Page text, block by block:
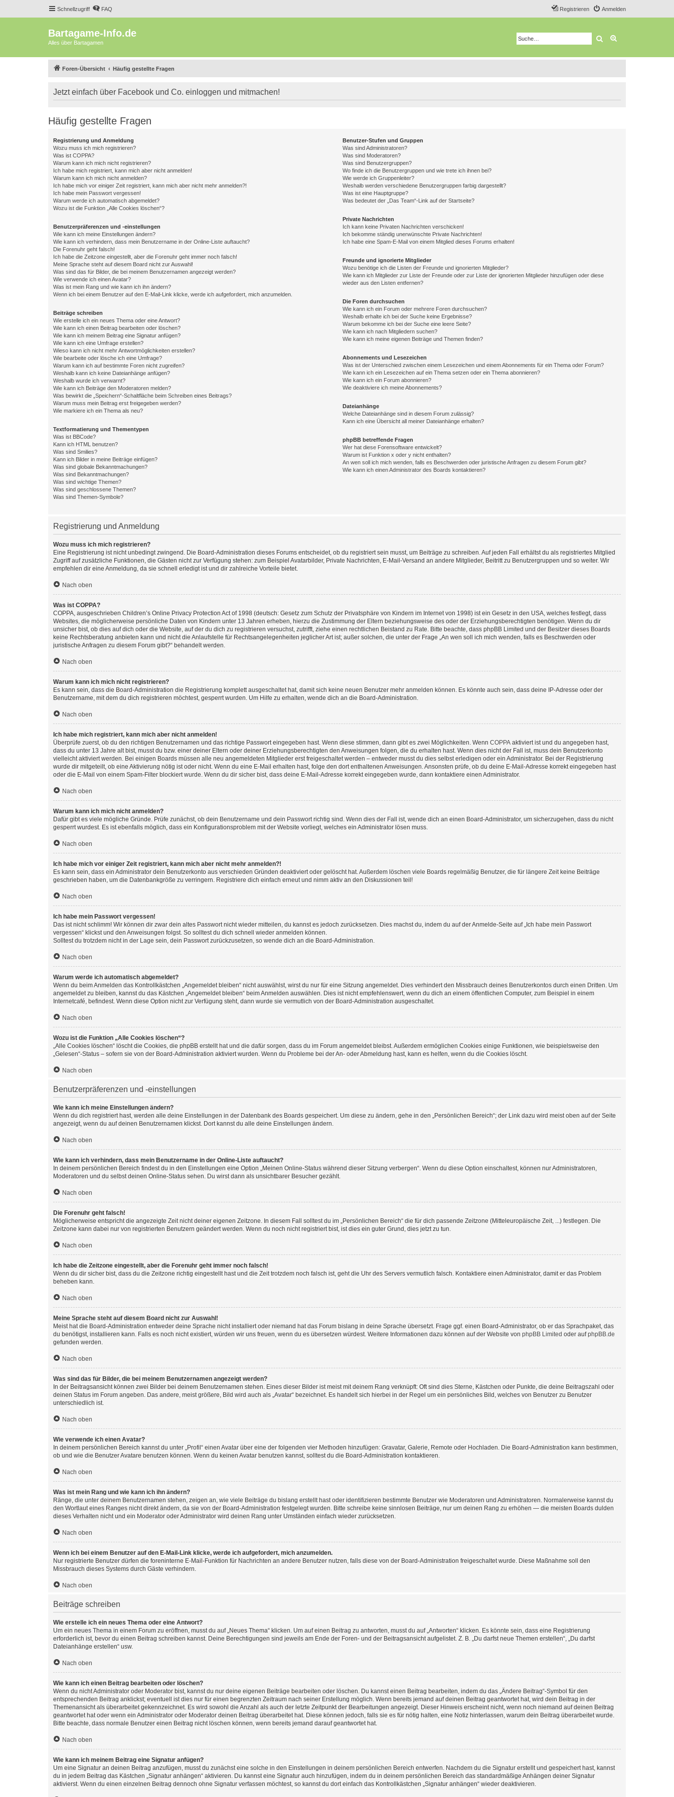
Schnellzugriff FAQ Anmelden
Registrieren
Bartagame-Info.de
Alles über Bartagamen Suche
Foren-Übersicht Häufig gestellte Fragen
Jetzt einfach über Facebook und Co. einloggen und mitmachen!
Häufig gestellte Fragen
Registrierung und Anmeldung
Wozu muss ich mich registrieren?
Was ist COPPA?
Warum kann ich mich nicht registrieren?
Ich habe mich registriert, kann mich aber nicht anmelden!
Warum kann ich mich nicht anmelden?
Ich habe mich vor einiger Zeit registriert, kann mich aber nicht mehr anmelden?!
Ich habe mein Passwort vergessen!
Warum werde ich automatisch abgemeldet?
Wozu ist die Funktion „Alle Cookies löschen“?
Benutzerpräferenzen und -einstellungen
Wie kann ich meine Einstellungen ändern?
Wie kann ich verhindern, dass mein Benutzername in der Online-Liste auftaucht?
Die Forenuhr geht falsch!
Ich habe die Zeitzone eingestellt, aber die Forenuhr geht immer noch falsch!
Meine Sprache steht auf diesem Board nicht zur Auswahl!
Was sind das für Bilder, die bei meinem Benutzernamen angezeigt werden?
Wie verwende ich einen Avatar?
Was ist mein Rang und wie kann ich ihn ändern?
Wenn ich bei einem Benutzer auf den E-Mail-Link klicke, werde ich aufgefordert, mich anzumelden.
Beiträge schreiben
Wie erstelle ich ein neues Thema oder eine Antwort?
Wie kann ich einen Beitrag bearbeiten oder löschen?
Wie kann ich meinem Beitrag eine Signatur anfügen?
Wie kann ich eine Umfrage erstellen?
Wieso kann ich nicht mehr Antwortmöglichkeiten erstellen?
Wie bearbeite oder lösche ich eine Umfrage?
Warum kann ich auf bestimmte Foren nicht zugreifen?
Weshalb kann ich keine Dateianhänge anfügen?
Weshalb wurde ich verwarnt?
Wie kann ich Beiträge den Moderatoren melden?
Was bewirkt die „Speichern“-Schaltfläche beim Schreiben eines Beitrags?
Warum muss mein Beitrag erst freigegeben werden?
Wie markiere ich ein Thema als neu?
Textformatierung und Thementypen
Was ist BBCode?
Kann ich HTML benutzen?
Was sind Smilies?
Kann ich Bilder in meine Beiträge einfügen?
Was sind globale Bekanntmachungen?
Was sind Bekanntmachungen?
Was sind wichtige Themen?
Was sind geschlossene Themen?
Was sind Themen-Symbole?
Benutzer-Stufen und Gruppen
Was sind Administratoren?
Was sind Moderatoren?
Was sind Benutzergruppen?
Wo finde ich die Benutzergruppen und wie trete ich ihnen bei?
Wie werde ich Gruppenleiter?
Weshalb werden verschiedene Benutzergruppen farbig dargestellt?
Was ist eine Hauptgruppe?
Was bedeutet der „Das Team“-Link auf der Startseite?
Private Nachrichten
Ich kann keine Privaten Nachrichten verschicken!
Ich bekomme ständig unerwünschte Private Nachrichten!
Ich habe eine Spam-E-Mail von einem Mitglied dieses Forums erhalten!
Freunde und ignorierte Mitglieder
Wozu benötige ich die Listen der Freunde und ignorierten Mitglieder?
Wie kann ich Mitglieder zur Liste der Freunde oder zur Liste der ignorierten Mitglieder hinzufügen oder diese
wieder aus den Listen entfernen?
Die Foren durchsuchen
Wie kann ich ein Forum oder mehrere Foren durchsuchen?
Weshalb erhalte ich bei der Suche keine Ergebnisse?
Warum bekomme ich bei der Suche eine leere Seite?
Wie kann ich nach Mitgliedern suchen?
Wie kann ich meine eigenen Beiträge und Themen finden?
Abonnements und Lesezeichen
Was ist der Unterschied zwischen einem Lesezeichen und einem Abonnements für ein Thema oder Forum?
Wie kann ich ein Lesezeichen auf ein Thema setzen oder ein Thema abonnieren?
Wie kann ich ein Forum abonnieren?
Wie deaktiviere ich meine Abonnements?
Dateianhänge
Welche Dateianhänge sind in diesem Forum zulässig?
Kann ich eine Übersicht all meiner Dateianhänge erhalten?
phpBB betreffende Fragen
Wer hat diese Forensoftware entwickelt?
Warum ist Funktion x oder y nicht enthalten?
An wen soll ich mich wenden, falls es Beschwerden oder juristische Anfragen zu diesem Forum gibt?
Wie kann ich einen Administrator des Boards kontaktieren?
Registrierung und Anmeldung
Wozu muss ich mich registrieren?
Eine Registrierung ist nicht unbedingt zwingend. Die Board-Administration dieses Forums entscheidet, ob du registriert sein musst, um Beiträge zu schreiben. Auf jeden Fall erhältst du als registriertes Mitglied
Zugriff auf zusätzliche Funktionen, die Gästen nicht zur Verfügung stehen: zum Beispiel Avatarbilder, Private Nachrichten, E-Mail-Versand an andere Mitglieder, Beitritt zu Benutzergruppen und so weiter. Wir
empfehlen dir eine Anmeldung, da sie schnell erledigt ist und dir zahlreiche Vorteile bietet.
Nach oben
Was ist COPPA?
COPPA, ausgeschrieben Children’s Online Privacy Protection Act of 1998 (deutsch: Gesetz zum Schutz der Privatsphäre von Kindern im Internet von 1998) ist ein Gesetz in den USA, welches festlegt, dass
Websites, die möglicherweise persönliche Daten von Kindern unter 13 Jahren erheben, hierzu die Zustimmung der Eltern beziehungsweise des oder der Erziehungsberechtigten benötigen. Wenn du dir
unsicher bist, ob dies auf dich oder die Website, auf der du dich zu registrieren versuchst, zutrifft, ziehe einen rechtlichen Beistand zu Rate. Bitte beachte, dass phpBB Limited und der Besitzer dieses Boards
keine Rechtsberatung anbieten kann und nicht die Anlaufstelle für Rechtsangelegenheiten jeglicher Art ist; außer solchen, die unter der Frage „An wen soll ich mich wenden, falls es Beschwerden oder
juristische Anfragen zu diesem Forum gibt?“ behandelt werden.
Nach oben
Warum kann ich mich nicht registrieren?
Es kann sein, dass die Board-Administration die Registrierung komplett ausgeschaltet hat, damit sich keine neuen Benutzer mehr anmelden können. Es könnte auch sein, dass deine IP-Adresse oder der
Benutzername, mit dem du dich registrieren möchtest, gesperrt wurden. Um Hilfe zu erhalten, wende dich an die Board-Administration.
Nach oben
Ich habe mich registriert, kann mich aber nicht anmelden!
Überprüfe zuerst, ob du den richtigen Benutzernamen und das richtige Passwort eingegeben hast. Wenn diese stimmen, dann gibt es zwei Möglichkeiten. Wenn COPPA aktiviert ist und du angegeben hast,
dass du unter 13 Jahre alt bist, musst du bzw. einer deiner Eltern oder deiner Erziehungsberechtigten den Anweisungen folgen, die du erhalten hast. Wenn dies nicht der Fall ist, muss dein Benutzerkonto
vielleicht aktiviert werden. Bei einigen Boards müssen alle neu angemeldeten Mitglieder erst freigeschaltet werden – entweder musst du dies selbst erledigen oder ein Administrator. Bei der Registrierung
wurde dir mitgeteilt, ob eine Aktivierung nötig ist oder nicht. Wenn du eine E-Mail erhalten hast, folge den dort enthaltenen Anweisungen. Ansonsten prüfe, ob du deine E-Mail-Adresse korrekt eingegeben hast
oder die E-Mail von einem Spam-Filter blockiert wurde. Wenn du dir sicher bist, dass deine E-Mail-Adresse korrekt eingegeben wurde, dann kontaktiere einen Administrator.
Nach oben
Warum kann ich mich nicht anmelden?
Dafür gibt es viele mögliche Gründe. Prüfe zunächst, ob dein Benutzername und dein Passwort richtig sind. Wenn dies der Fall ist, wende dich an einen Board-Administrator, um sicherzugehen, dass du nicht
gesperrt wurdest. Es ist ebenfalls möglich, dass ein Konfigurationsproblem mit der Website vorliegt, welches ein Administrator lösen muss.
Nach oben
Ich habe mich vor einiger Zeit registriert, kann mich aber nicht mehr anmelden?!
Es kann sein, dass ein Administrator dein Benutzerkonto aus verschieden Gründen deaktiviert oder gelöscht hat. Außerdem löschen viele Boards regelmäßig Benutzer, die für längere Zeit keine Beiträge
geschrieben haben, um die Datenbankgröße zu verringern. Registriere dich einfach erneut und nimm aktiv an den Diskussionen teil!
Nach oben
Ich habe mein Passwort vergessen!
Das ist nicht schlimm! Wir können dir zwar dein altes Passwort nicht wieder mitteilen, du kannst es jedoch zurücksetzen. Dies machst du, indem du auf der Anmelde-Seite auf „Ich habe mein Passwort
vergessen“ klickst und den Anweisungen folgst. So solltest du dich schnell wieder anmelden können.
Solltest du trotzdem nicht in der Lage sein, dein Passwort zurückzusetzen, so wende dich an die Board-Administration.
Nach oben
Warum werde ich automatisch abgemeldet?
Wenn du beim Anmelden das Kontrollkästchen „Angemeldet bleiben“ nicht auswählst, wirst du nur für eine Sitzung angemeldet. Dies verhindert den Missbrauch deines Benutzerkontos durch einen Dritten. Um
angemeldet zu bleiben, kannst du das Kästchen „Angemeldet bleiben“ beim Anmelden auswählen. Dies ist nicht empfehlenswert, wenn du dich an einem öffentlichen Computer, zum Beispiel in einem
Internetcafé, befindest. Wenn diese Option nicht zur Verfügung steht, dann wurde sie vermutlich von der Board-Administration ausgeschaltet.
Nach oben
Wozu ist die Funktion „Alle Cookies löschen“?
„Alle Cookies löschen“ löscht die Cookies, die phpBB erstellt hat und die dafür sorgen, dass du im Forum angemeldet bleibst. Außerdem ermöglichen Cookies einige Funktionen, wie beispielsweise den
„Gelesen“-Status – sofern sie von der Board-Administration aktiviert wurden. Wenn du Probleme bei der An- oder Abmeldung hast, kann es helfen, wenn du die Cookies löscht.
Nach oben
Benutzerpräferenzen und -einstellungen
Wie kann ich meine Einstellungen ändern?
Wenn du dich registriert hast, werden alle deine Einstellungen in der Datenbank des Boards gespeichert. Um diese zu ändern, gehe in den „Persönlichen Bereich“; der Link dazu wird meist oben auf der Seite
angezeigt, wenn du auf deinen Benutzernamen klickst. Dort kannst du alle deine Einstellungen ändern.
Nach oben
Wie kann ich verhindern, dass mein Benutzername in der Online-Liste auftaucht?
In deinem persönlichen Bereich findest du in den Einstellungen eine Option „Meinen Online-Status während dieser Sitzung verbergen“. Wenn du diese Option einschaltest, können nur Administratoren,
Moderatoren und du selbst deinen Online-Status sehen. Du wirst dann als unsichtbarer Besucher gezählt.
Nach oben
Die Forenuhr geht falsch!
Möglicherweise entspricht die angezeigte Zeit nicht deiner eigenen Zeitzone. In diesem Fall solltest du im „Persönlichen Bereich“ die für dich passende Zeitzone (Mitteleuropäische Zeit, ...) festlegen. Die
Zeitzone kann dabei nur von registrierten Benutzern geändert werden. Wenn du noch nicht registriert bist, ist dies ein guter Grund, dies jetzt zu tun.
Nach oben
Ich habe die Zeitzone eingestellt, aber die Forenuhr geht immer noch falsch!
Wenn du dir sicher bist, dass du die Zeitzone richtig eingestellt hast und die Zeit trotzdem noch falsch ist, geht die Uhr des Servers vermutlich falsch. Kontaktiere einen Administrator, damit er das Problem
beheben kann.
Nach oben
Meine Sprache steht auf diesem Board nicht zur Auswahl!
Meist hat die Board-Administration entweder deine Sprache nicht installiert oder niemand hat das Forum bislang in deine Sprache übersetzt. Frage ggf. einen Board-Administrator, ob er das Sprachpaket, das
du benötigst, installieren kann. Falls es noch nicht existiert, würden wir uns freuen, wenn du es übersetzen würdest. Weitere Informationen dazu können auf der Website von phpBB Limited oder aufphpBB.de
gefunden werden.
Nach oben
Was sind das für Bilder, die bei meinem Benutzernamen angezeigt werden?
In der Beitragsansicht können zwei Bilder bei deinem Benutzernamen stehen. Eines dieser Bilder ist meist mit deinem Rang verknüpft: Oft sind dies Sterne, Kästchen oder Punkte, die deine Beitragszahl oder
deinen Status im Forum angeben. Das andere, meist größere, Bild wird auch als „Avatar“ bezeichnet. Es handelt sich hierbei in der Regel um ein persönliches Bild, welches von Benutzer zu Benutzer
unterschiedlich ist.
Nach oben
Wie verwende ich einen Avatar?
In deinem persönlichen Bereich kannst du unter „Profil“ einen Avatar über eine der folgenden vier Methoden hinzufügen: Gravatar, Galerie, Remote oder Hochladen. Die Board-Administration kann bestimmen,
ob und wie die Benutzer Avatare benutzen können. Wenn du keinen Avatar benutzen kannst, solltest du die Board-Administration kontaktieren.
Nach oben
Was ist mein Rang und wie kann ich ihn ändern?
Ränge, die unter deinem Benutzernamen stehen, zeigen an, wie viele Beiträge du bislang erstellt hast oder identifizieren bestimmte Benutzer wie Moderatoren und Administratoren. Normalerweise kannst du
den Wortlaut eines Ranges nicht direkt ändern, da sie von der Board-Administration festgelegt wurden. Bitte schreibe keine sinnlosen Beiträge, nur um deinen Rang zu erhöhen — die meisten Boards dulden
dieses Verhalten nicht und ein Moderator oder Administrator wird deinen Rang unter Umständen einfach wieder zurücksetzen.
Nach oben
Wenn ich bei einem Benutzer auf den E-Mail-Link klicke, werde ich aufgefordert, mich anzumelden.
Nur registrierte Benutzer dürfen die foreninterne E-Mail-Funktion für Nachrichten an andere Benutzer nutzen, falls diese von der Board-Administration freigeschaltet wurde. Diese Maßnahme soll den
Missbrauch dieses Systems durch Gäste verhindern.
Nach oben
Beiträge schreiben
Wie erstelle ich ein neues Thema oder eine Antwort?
Um ein neues Thema in einem Forum zu eröffnen, musst du auf „Neues Thema“ klicken. Um auf einen Beitrag zu antworten, musst du auf „Antworten“ klicken. Es könnte sein, dass eine Registrierung
erforderlich ist, bevor du einen Beitrag schreiben kannst. Deine Berechtigungen sind jeweils am Ende der Foren- und der Beitragsansicht aufgelistet. Z. B. „Du darfst neue Themen erstellen“, „Du darfst
Dateianhänge erstellen“ usw.
Nach oben
Wie kann ich einen Beitrag bearbeiten oder löschen?
Wenn du nicht Administrator oder Moderator bist, kannst du nur deine eigenen Beiträge bearbeiten oder löschen. Du kannst einen Beitrag bearbeiten, indem du das „Ändere Beitrag“-Symbol für den
entsprechenden Beitrag anklickst; eventuell ist dies nur für einen begrenzten Zeitraum nach seiner Erstellung möglich. Wenn bereits jemand auf deinen Beitrag geantwortet hat, wird dein Beitrag in der
Themenansicht als überarbeitet gekennzeichnet. Es wird sowohl die Anzahl als auch der letzte Zeitpunkt der Bearbeitungen angezeigt. Dieser Hinweis erscheint nicht, wenn noch niemand auf deinen Beitrag
geantwortet hat oder wenn ein Administrator oder Moderator deinen Beitrag überarbeitet hat. Diese können jedoch, falls sie es für nötig halten, eine Notiz hinterlassen, warum dein Beitrag überarbeitet wurde.
Bitte beachte, dass normale Benutzer einen Beitrag nicht löschen können, wenn bereits jemand darauf geantwortet hat.
Nach oben
Wie kann ich meinem Beitrag eine Signatur anfügen?
Um eine Signatur an deinen Beitrag anzufügen, musst du zunächst eine solche in den Einstellungen in deinem persönlichen Bereich entwerfen. Nachdem du die Signatur erstellt und gespeichert hast, kannst
du in jedem Beitrag das Kästchen „Signatur anhängen“ aktivieren. Du kannst eine Signatur auch hinzufügen, indem du in deinem persönlichen Bereich das standardmäßige Anhängen deiner Signatur
aktivierst. Wenn du einen einzelnen Beitrag dennoch ohne Signatur verfassen möchtest, so kannst du dort einfach das Kontrollkästchen „Signatur anhängen“ wieder deaktivieren.